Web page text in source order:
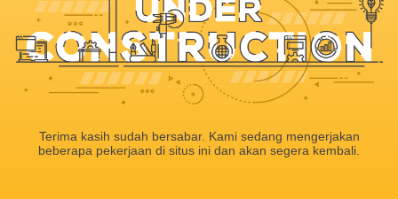
Terima kasih sudah bersabar. Kami sedang mengerjakan
beberapa pekerjaan di situs ini dan akan segera kembali.